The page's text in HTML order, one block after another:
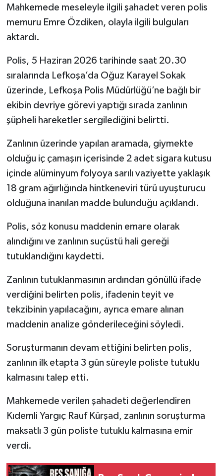
Mahkemede meseleyle ilgili şahadet veren polis
memuru Emre Özdiken, olayla ilgili bulguları
aktardı.
Polis, 5 Haziran 2026 tarihinde saat 20.30
sıralarında Lefkoşa’da Oğuz Karayel Sokak
üzerinde, Lefkoşa Polis Müdürlüğü’ne bağlı bir
ekibin devriye görevi yaptığı sırada zanlının
şüpheli hareketler sergilediğini belirtti.
Zanlının üzerinde yapılan aramada, giymekte
olduğu iç çamaşırı içerisinde 2 adet sigara kutusu
içinde alüminyum folyoya sarılı vaziyette yaklaşık
18 gram ağırlığında hintkeneviri türü uyuşturucu
olduğuna inanılan madde bulunduğu açıklandı.
Polis, söz konusu maddenin emare olarak
alındığını ve zanlının suçüstü hali gereği
tutuklandığını kaydetti.
Zanlının tutuklanmasının ardından gönüllü ifade
verdiğini belirten polis, ifadenin teyit ve
tekzibinin yapılacağını, ayrıca emare alınan
maddenin analize gönderileceğini söyledi.
Soruşturmanın devam ettiğini belirten polis,
zanlının ilk etapta 3 gün süreyle poliste tutuklu
kalmasını talep etti.
Mahkemede verilen şahadeti değerlendiren
Kıdemli Yargıç Rauf Kürşad, zanlının soruşturma
maksatlı 3 gün poliste tutuklu kalmasına emir
verdi.